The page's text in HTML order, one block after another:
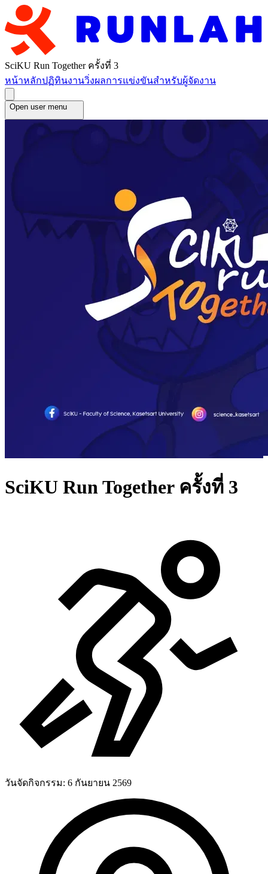
SciKU Run Together ครั้งที่ 3
หน้าหลักปฏิทินงานวิ่งผลการแข่งขันสำหรับผู้จัดงาน
Open user menu
SciKU Run Together ครั้งที่ 3
วันจัดกิจกรรม: 6 กันยายน 2569